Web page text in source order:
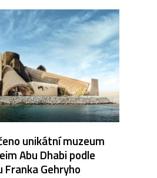
unikátní muzeum
Abu Dhabi podle
Franka Gehryho